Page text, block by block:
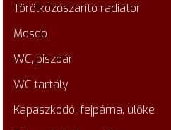
Törölközőszárító radiátor
Mosdó
WC, piszoár
WC tartály
Kapaszkodó, fejpárna, ülőke